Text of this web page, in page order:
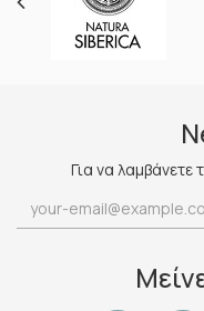
Για να λαμβάνετε